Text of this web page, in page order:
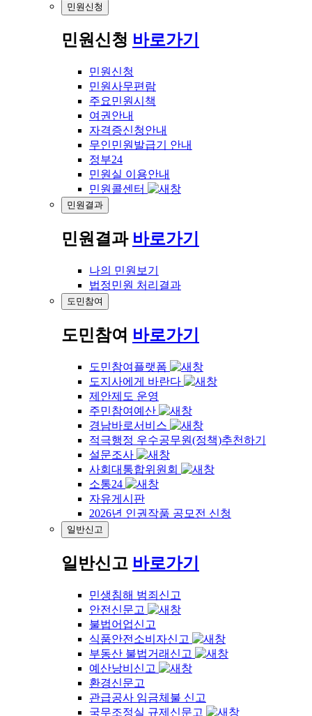
민원신청
민원신청 바로가기
민원신청
민원사무편람
주요민원시책
여권안내
자격증신청안내
무인민원발급기 안내
정부24
민원실 이용안내
민원콜센터
민원결과
민원결과 바로가기
나의 민원보기
법정민원 처리결과
도민참여
도민참여 바로가기
도민참여플랫폼
도지사에게 바란다
제안제도 운영
주민참여예산
경남바로서비스
적극행정 우수공무원(정책)추천하기
설문조사
사회대통합위원회
소통24
자유게시판
2026년 인권작품 공모전 신청
일반신고
일반신고 바로가기
민생침해 범죄신고
안전신문고
불법어업신고
식품안전소비자신고
부동산 불법거래신고
예산낭비신고
환경신문고
관급공사 임금체불 신고
국무조정실 규제신문고